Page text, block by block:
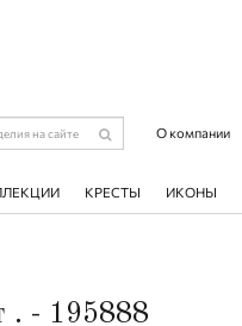
О компании
КРЕСТЫ ИКОНЫ
. - 195888